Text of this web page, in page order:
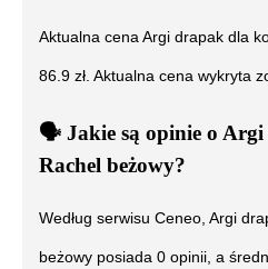
Aktualna cenaArgi drapak dla
86.9 zł. Aktualna cena wykryta
🗣️ ️ Jakie są opinie o Argi
Rachel beżowy?
Według serwisu Ceneo, Argi
beżowy posiada 0 opinii, a